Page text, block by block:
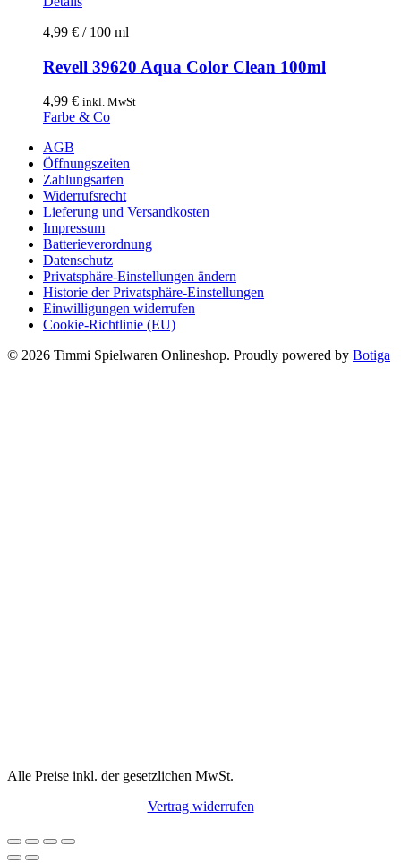
4,99 € / 100 ml
Revell 39620 Aqua Color Clean 100ml
4,99 € inkl. MwSt
Farbe & Co
AGB
Öffnungszeiten
Zahlungsarten
Widerrufsrecht
Lieferung und Versandkosten
Impressum
Batterieverordnung
Datenschutz
Privatsphäre-Einstellungen ändern
Historie der Privatsphäre-Einstellungen
Einwilligungen widerrufen
Cookie-Richtlinie (EU)
© 2026 Timmi Spielwaren Onlineshop. Proudly powered by Botiga
Alle Preise inkl. der gesetzlichen MwSt.
Vertrag widerrufen